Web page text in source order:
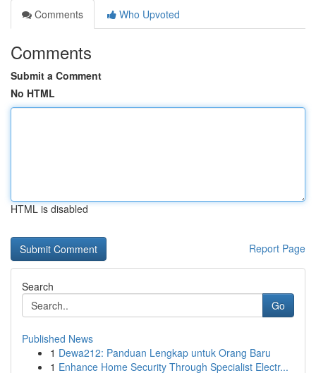
Comments
Who Upvoted
Comments
Submit a Comment
No HTML
HTML is disabled
Report Page
Search
Go
Published News
1 Dewa212: Panduan Lengkap untuk Orang Baru
1 Enhance Home Security Through Specialist Electr...